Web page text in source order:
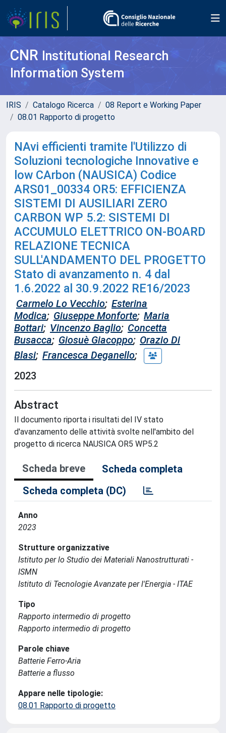
CNR Institutional Research
Information System
IRIS Catalogo Ricerca
08 Report e Working Paper
08.01 Rapporto di progetto
NAvi efficienti tramite l'Utilizzo di
Soluzioni tecnologiche Innovative e
low CArbon (NAUSICA) Codice
ARS01_00334 OR5: EFFICIENZA
SISTEMI DI AUSILIARI ZERO
CARBON WP 5.2: SISTEMI DI
ACCUMULO ELETTRICO ON-BOARD
RELAZIONE TECNICA
SULL'ANDAMENTO DEL PROGETTO
Stato di avanzamento n. 4 dal
1.6.2022 al 30.9.2022 RE16/2023
Carmelo Lo Vecchio; Esterina
Modica; Giuseppe Monforte; Maria
Bottari; Vincenzo Baglio; Concetta
Busacca; Giosuè Giacoppo; Orazio Di
Blasi; Francesca Deganello;
2023
Abstract
Il documento riporta i risultati del IV stato
d'avanzamento delle attività svolte nell'ambito del
progetto di ricerca NAUSICA OR5 WP5.2
Scheda breve
Scheda completa
Scheda completa (DC)
Anno
2023
Strutture organizzative
Istituto per lo Studio dei Materiali Nanostrutturati -
ISMN
Istituto di Tecnologie Avanzate per l'Energia - ITAE
Tipo
Rapporto intermedio di progetto
Rapporto intermedio di progetto
Parole chiave
Batterie Ferro-Aria
Batterie a flusso
Appare nelle tipologie:
08.01 Rapporto di progetto